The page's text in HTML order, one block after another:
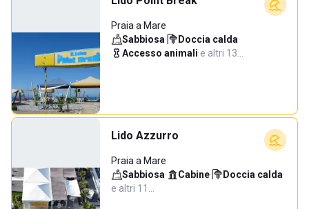
Praia a Mare
Sabbiosa· Doccia calda·
Accesso animali·e altri 13…
Lido Azzurro
Praia a Mare
Sabbiosa· Cabine· Doccia calda·
e altri 11…